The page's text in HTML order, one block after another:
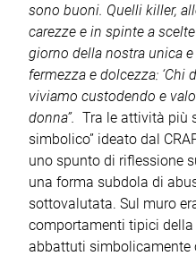
sono buoni. Quelli killer,
carezze e in spinte a
giorno della nostra unica
fermezza e dolcezza: ‘Chi
viviamo custodendo e
donna”. Tra le attività più
simbolico” ideato dal
uno spunto di riflessione
una forma subdola di
sottovalutata. Sul muro
comportamenti tipici
abbattuti simbolicamente